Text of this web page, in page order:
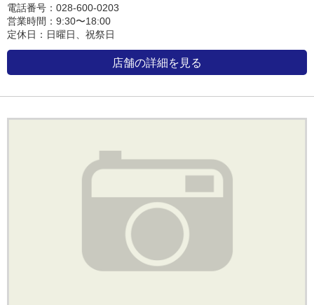
電話番号：028-600-0203
営業時間：9:30〜18:00
定休日：日曜日、祝祭日
店舗の詳細を見る